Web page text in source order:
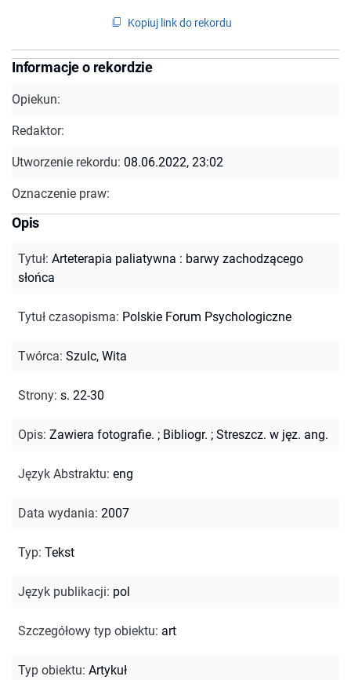
Kopiuj link do rekordu
Informacje o rekordzie
Opiekun:
Redaktor:
Utworzenie rekordu: 08.06.2022, 23:02
Oznaczenie praw:
Opis
Tytuł: Arteterapia paliatywna : barwy zachodzącego
słońca
Tytuł czasopisma: Polskie Forum Psychologiczne
Twórca: Szulc, Wita
Strony: s. 22-30
Opis: Zawiera fotografie. ; Bibliogr. ; Streszcz. w jęz. ang.
Język Abstraktu: eng
Data wydania: 2007
Typ: Tekst
Język publikacji: pol
Szczegółowy typ obiektu: art
Typ obiektu: Artykuł